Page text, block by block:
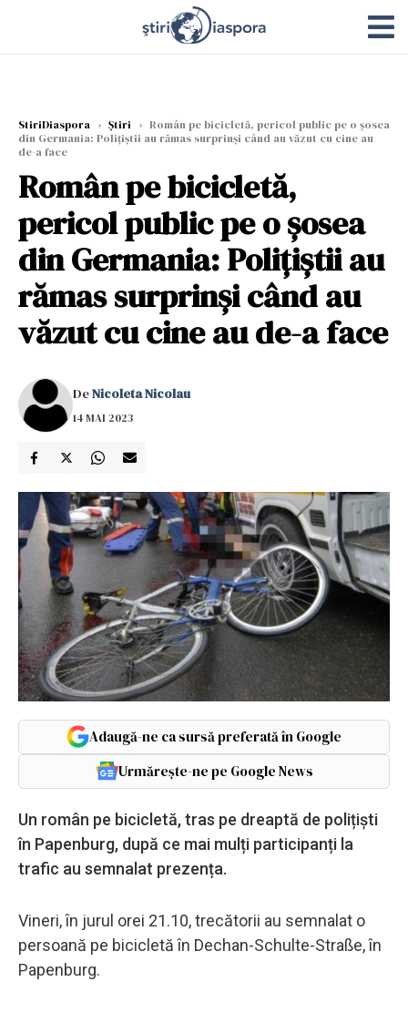
StiriDiaspora › Știri › Român pe bicicletă, pericol public pe o șosea
din Germania: Polițiștii au rămas surprinși când au văzut cu cine au
de-a face
Român pe bicicletă,
pericol public pe o șosea
din Germania: Polițiștii au
rămas surprinși când au
văzut cu cine au de-a face
DeNicoleta Nicolau
14 MAI 2023
Adaugă-ne ca sursă preferată în Google
Urmărește-ne pe Google News
Un român pe bicicletă, tras pe dreaptă de polițiști
în Papenburg, după ce mai mulți participanți la
trafic au semnalat prezența.
Vineri, în jurul orei 21.10, trecătorii au semnalat o
persoană pe bicicletă în Dechan-Schulte-Straße, în
Papenburg.